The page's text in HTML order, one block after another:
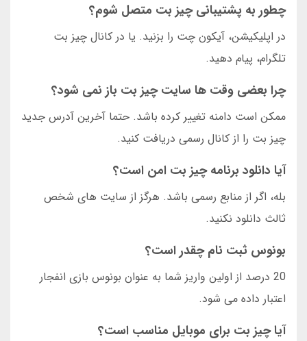
چطور به پشتیبانی چیز بت متصل شوم؟
در اپلیکیشن، آیکون چت را بزنید. یا در کانال چیز بت
تلگرام، پیام دهید.
چرا بعضی وقت ها سایت چیز بت باز نمی شود؟
ممکن است دامنه تغییر کرده باشد. حتما آخرین آدرس جدید
چیز بت را از کانال رسمی دریافت کنید.
آیا دانلود برنامه چیز بت امن است؟
بله، اگر از منابع رسمی باشد. هرگز از سایت های شخص
ثالث دانلود نکنید.
بونوس ثبت نام چقدر است؟
20 درصد از اولین واریز شما به عنوان بونوس بازی انفجار
اعتبار داده می شود.
آیا چیز بت برای موبایل مناسب است؟